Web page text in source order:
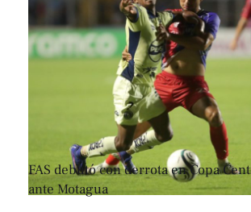
FAS debutó con derrota en Copa
ante Motagua